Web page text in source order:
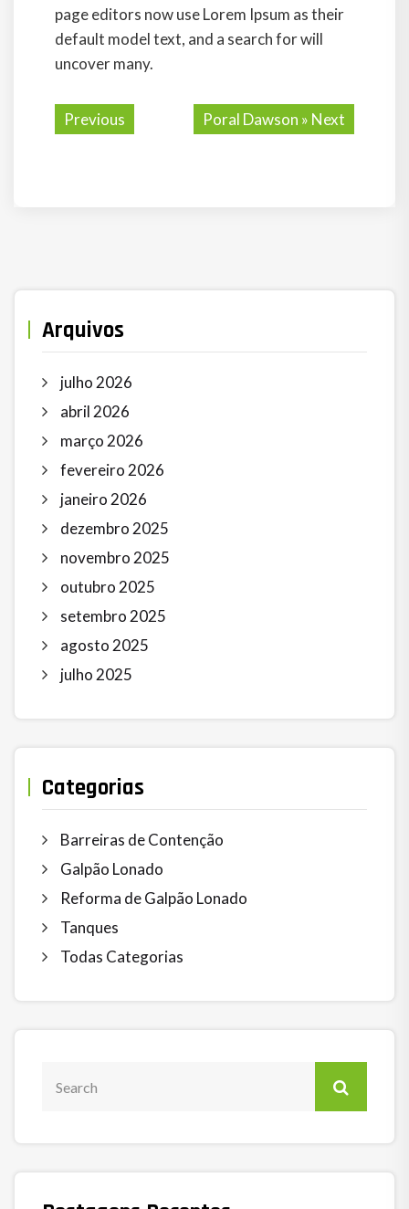
page editors now use Lorem Ipsum as their
default model text, and a search for will
uncover many.
Previous Poral Dawson » Next
Arquivos
julho 2026
abril 2026
março 2026
fevereiro 2026
janeiro 2026
dezembro 2025
novembro 2025
outubro 2025
setembro 2025
agosto 2025
julho 2025
Categorias
Barreiras de Contenção
Galpão Lonado
Reforma de Galpão Lonado
Tanques
Todas Categorias